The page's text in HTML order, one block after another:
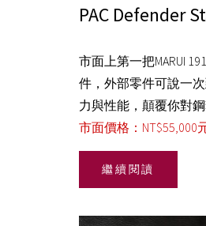
PAC Defender
市面上第一把MARUI
件，外部零件可說一
力與性能，顛覆你對
市面價格：NT$55,000
繼續閱讀